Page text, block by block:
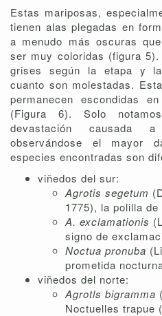
Estas mariposas,
tienen alas plegadas en
a menudo más oscuras
ser muy coloridas (figura
grises según la etapa y
cuanto son molestadas.
permanecen escondidas
(Figura 6). Solo
devastación causada
observándose el mayor
especies encontradas son
viñedos del sur:
Agrotis segetum
1775), la polilla
A. exclamationis
signo de
Noctua pronuba
prometida
viñedos del norte:
Agrotls bigramma
Noctuelles trapue